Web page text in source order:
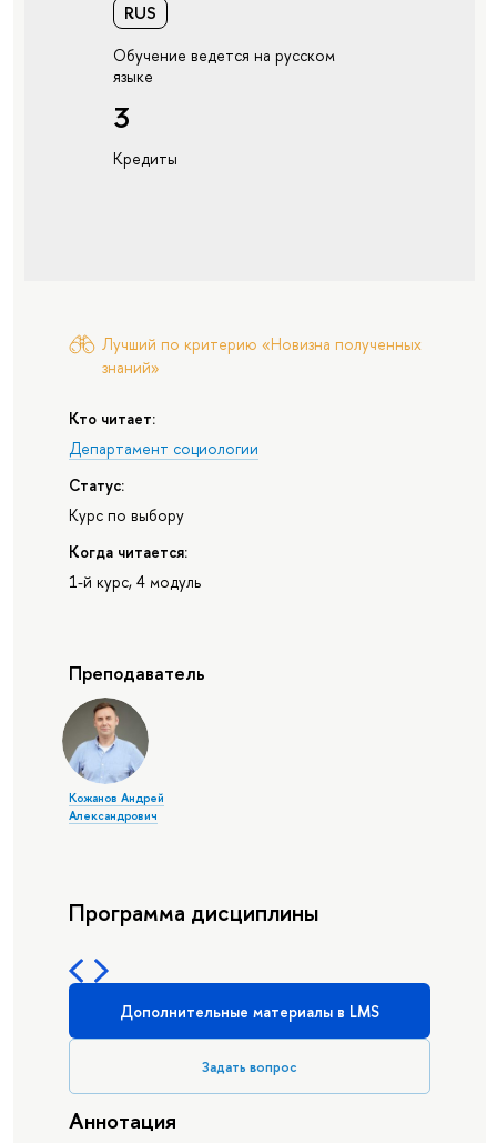
RUS
Обучение ведется на русском
языке
3
Кредиты
Лучший по критерию «Новизна полученных
знаний»
Кто читает:
Департамент социологии
Статус:
Курс по выбору
Когда читается:
1-й курс, 4 модуль
Преподаватель
Кожанов Андрей
Александрович
Программа дисциплины
Дополнительные материалы в LMS
Задать вопрос
Аннотация